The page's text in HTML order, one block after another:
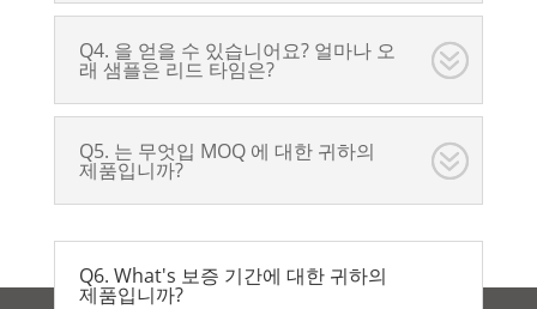
Q4. 을 얻을 수 있습니어요? 얼마나 오
래 샘플은 리드 타임은?
Q5. 는 무엇입 MOQ 에 대한 귀하의
제품입니까?
Q6. What's 보증 기간에 대한 귀하의
제품입니까?